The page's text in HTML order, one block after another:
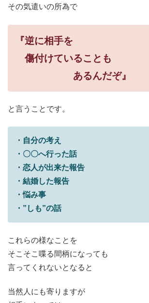
その気遣いの所為で
『逆に相手を
傷付けていることも
あるんだぞ』
と言うことです。
・自分の考え
・〇〇へ行った話
・恋人が出来た報告
・結婚した報告
・悩み事
・”しも”の話
これらの様なことを
そこそこ喋る間柄になっても
言ってくれないとなると
当然人にも寄りますが